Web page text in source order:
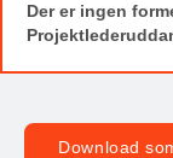
Der er ingen
Download